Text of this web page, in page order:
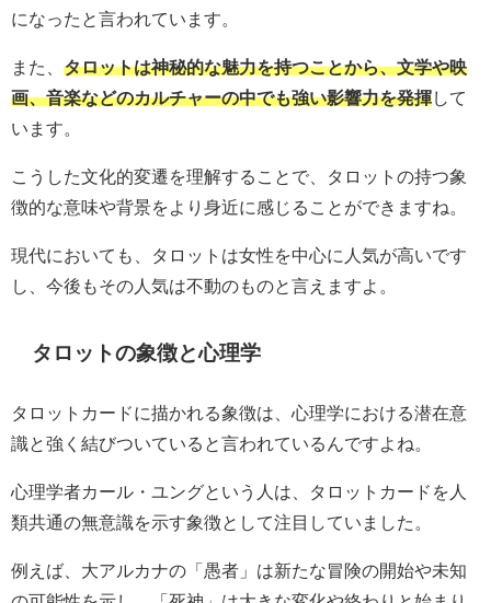
になったと言われています。
また、 タロットは神秘的な魅力を持つことから、文学や映
画、音楽などのカルチャーの中でも強い影響力を発揮して
います。
こうした文化的変遷を理解することで、タロットの持つ象
徴的な意味や背景をより身近に感じることができますね。
現代においても、タロットは女性を中心に人気が高いです
し、今後もその人気は不動のものと言えますよ。
タロットの象徴と心理学
タロットカードに描かれる象徴は、心理学における潜在意
識と強く結びついていると言われているんですよね。
心理学者カール・ユングという人は、タロットカードを人
類共通の無意識を示す象徴として注目していました。
例えば、大アルカナの「愚者」は新たな冒険の開始や未知